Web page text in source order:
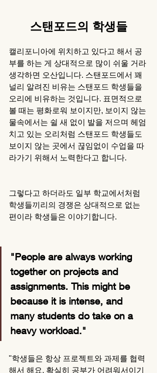
스탠포드의 학생들
캘리포니아에 위치하고 있다고 해서 공
부를 하는 게 상대적으로 많이 쉬울 거라
생각하면 오산입니다. 스탠포드에서 꽤
널리 알려진 비유는 스탠포드 학생들을
오리에 비유하는 것입니다. 표면적으로
볼 때는 평화로워 보이지만, 보이지 않는
물속에서는 쉴 새 없이 발을 저으며 헤엄
치고 있는 오리처럼 스탠포드 학생들도
보이지 않는 곳에서 끊임없이 수업을 따
라가기 위해서 노력한다고 합니다.
그렇다고 하더라도 일부 학교에서처럼
학생들끼리의 경쟁은 상대적으로 없는
편이라 학생들은 이야기합니다.
"People are always working
together on projects and
assignments. This might be
because it is intense, and
many students do take on a
heavy workload."
"학생들은 항상 프로젝트와 과제를 협력
해서 해요. 확실히 공부가 어려워서이기